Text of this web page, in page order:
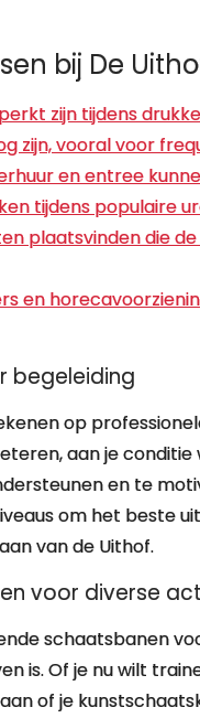
bij De
zijn tijdens
zijn, vooral voor
en entree
tijdens populaire
plaatsvinden die
en
begeleiding
op
aan je
en te
om het beste
van de Uithof.
voor diverse
schaatsbanen
is. Of je nu wilt
of je